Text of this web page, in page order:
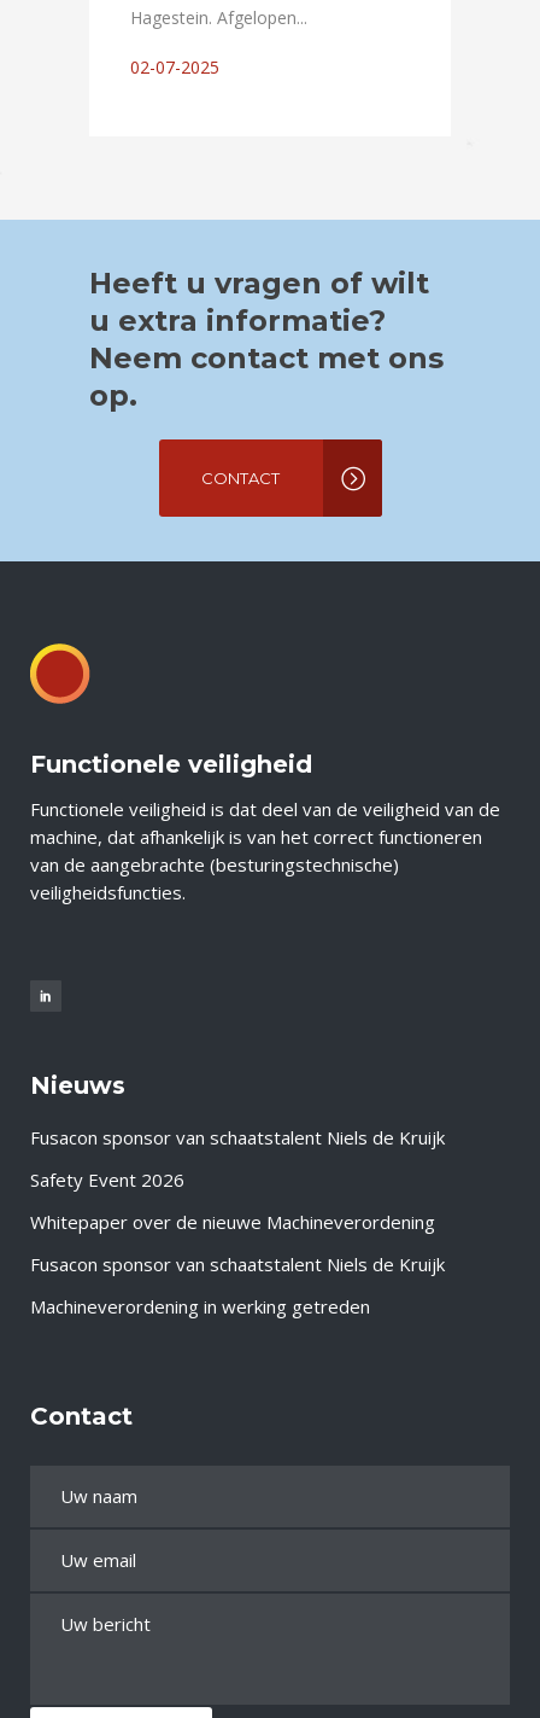
Hagestein. Afgelopen...
02-07-2025
Heeft u vragen of wilt
u extra informatie?
Neem contact met ons
op.
CONTACT
Functionele veiligheid
Functionele veiligheid is dat deel van de veiligheid van de
machine, dat afhankelijk is van het correct functioneren
van de aangebrachte (besturingstechnische)
veiligheidsfuncties.
Nieuws
Fusacon sponsor van schaatstalent Niels de Kruijk
Safety Event 2026
Whitepaper over de nieuwe Machineverordening
Fusacon sponsor van schaatstalent Niels de Kruijk
Machineverordening in werking getreden
Contact